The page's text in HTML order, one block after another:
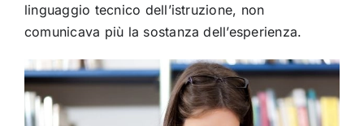
linguaggio tecnico dell’istruzione, non
comunicava più la sostanza dell’esperienza.